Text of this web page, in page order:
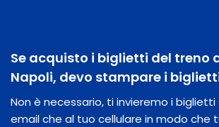
Se acquisto i biglietti del treno
Napoli, devo stampare i
Non è necessario, ti invieremo i
email che al tuo cellulare in modo che